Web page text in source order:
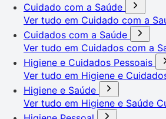
Cuidado com a Saúde
Ver tudo em Cuidado com a
Cuidados com a Saúde
Ver tudo em Cuidados com a
Higiene e Cuidados Pessoais
Ver tudo em Higiene e
Higiene e Saúde
Ver tudo em Higiene e Saúde